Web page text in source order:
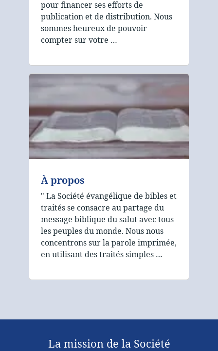
pour financer ses efforts de
publication et de distribution. Nous
sommes heureux de pouvoir
compter sur votre …
À propos
" La Société évangélique de bibles et
traités se consacre au partage du
message biblique du salut avec tous
les peuples du monde. Nous nous
concentrons sur la parole imprimée,
en utilisant des traités simples …
La mission de la Société